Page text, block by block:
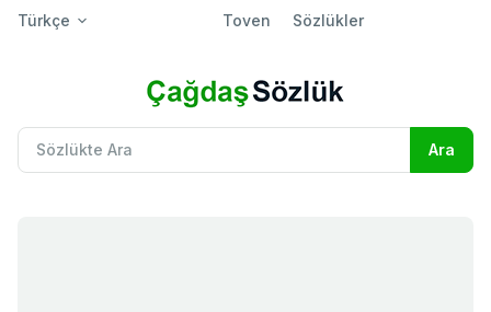
Türkçe Toven Sözlükler